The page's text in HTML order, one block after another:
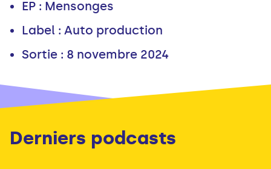
EP : Mensonges
Label : Auto production
Sortie : 8 novembre 2024
Derniers podcasts